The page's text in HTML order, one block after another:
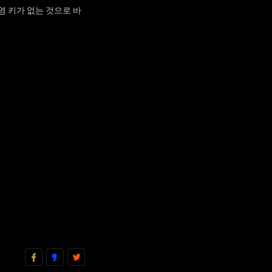
키가 없는 것으로 바